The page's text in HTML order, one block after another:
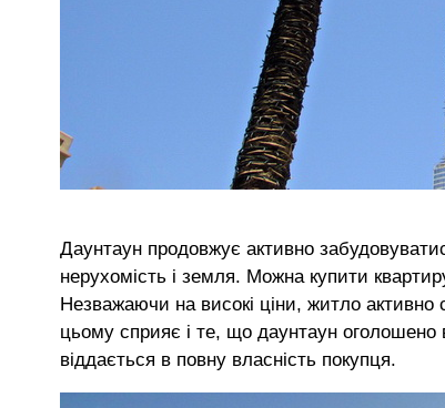
Даунтаун продовжує активно
нерухомість і земля. Можна купити
Незважаючи на високі ціни, житло активно
цьому сприяє і те, що даунтаун
віддається в повну власність покупця.